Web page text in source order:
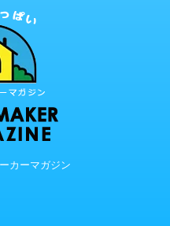
カーマガジン